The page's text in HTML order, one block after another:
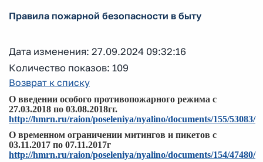
Правила пожарной безопасности в быту
Дата изменения: 27.09.2024 09:32:16
Количество показов: 109
Возврат к списку
О введении особого противопожарного режима с
27.03.2018 по 03.08.2018гг.
http://hmrn.ru/raion/poseleniya/nyalino/documents/155/53083/
О временном ограничении митингов и пикетов с
03.11.2017 по 07.11.2017г
http://hmrn.ru/raion/poseleniya/nyalino/documents/154/47480/